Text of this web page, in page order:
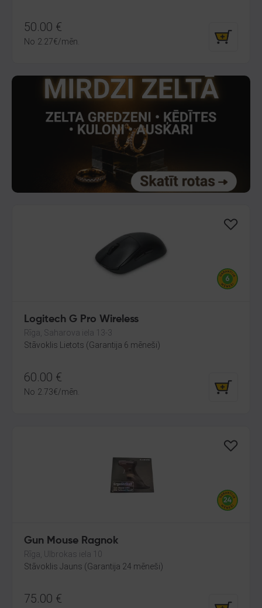
50.00 €
No 2.27€/mēn.
Logitech G Pro Wireless
Rīga, Saharova iela 13-3
Stāvoklis Lietots (Garantija 6 mēneši)
60.00 €
No 2.73€/mēn.
Gun Mouse Ragnok
Rīga, Ulbrokas iela 10
Stāvoklis Jauns (Garantija 24 mēneši)
75.00 €